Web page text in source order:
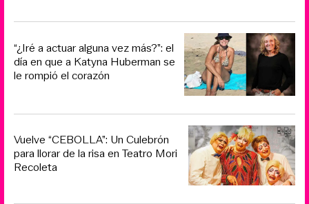
“¿Iré a actuar alguna vez más?”: el
día en que a Katyna Huberman se
le rompió el corazón
Vuelve “CEBOLLA”: Un Culebrón
para llorar de la risa en Teatro Mori
Recoleta